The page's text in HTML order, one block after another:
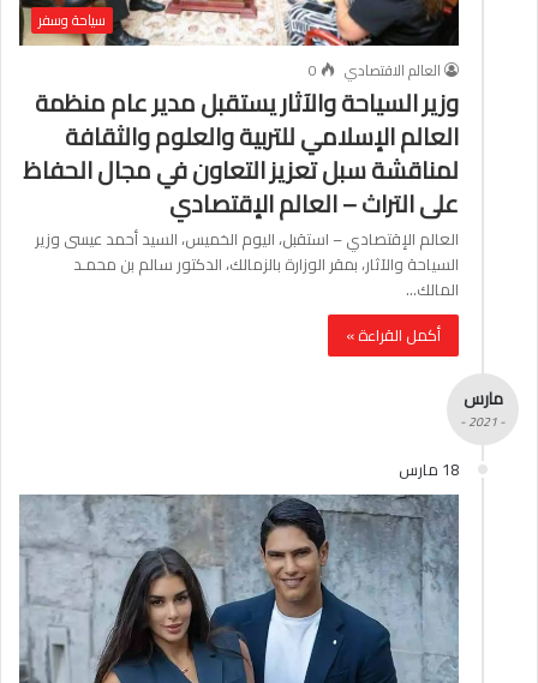
سياحة وسفر
العالم الاقتصادي
0
وزير السياحة والآثار يستقبل مدير عام منظمة
العالم الإسلامي للتربية والعلوم والثقافة
لمناقشة سبل تعزيز التعاون في مجال الحفاظ
على التراث – العالم الإقتصادي
العالم الإقتصادي – استقبل، اليوم الخميس، السيد أحمد عيسى وزير
السياحة والآثار، بمقر الوزارة بالزمالك، الدكتور سالم بن محمـد
المالك…
أكمل القراءة »
مارس
- 2021 -
18 مارس